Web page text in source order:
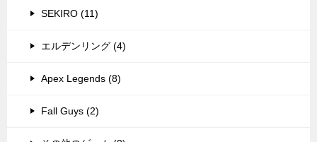
SEKIRO (11)
エルデンリング (4)
Apex Legends (8)
Fall Guys (2)